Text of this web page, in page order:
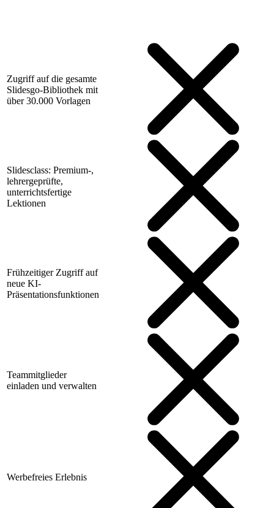
Zugriff auf die gesamte
Slidesgo-Bibliothek mit
über 30.000 Vorlagen
Slidesclass: Premium-,
lehrergeprüfte,
unterrichtsfertige
Lektionen
Frühzeitiger Zugriff auf
neue KI-
Präsentationsfunktionen
Teammitglieder
einladen und verwalten
Werbefreies Erlebnis